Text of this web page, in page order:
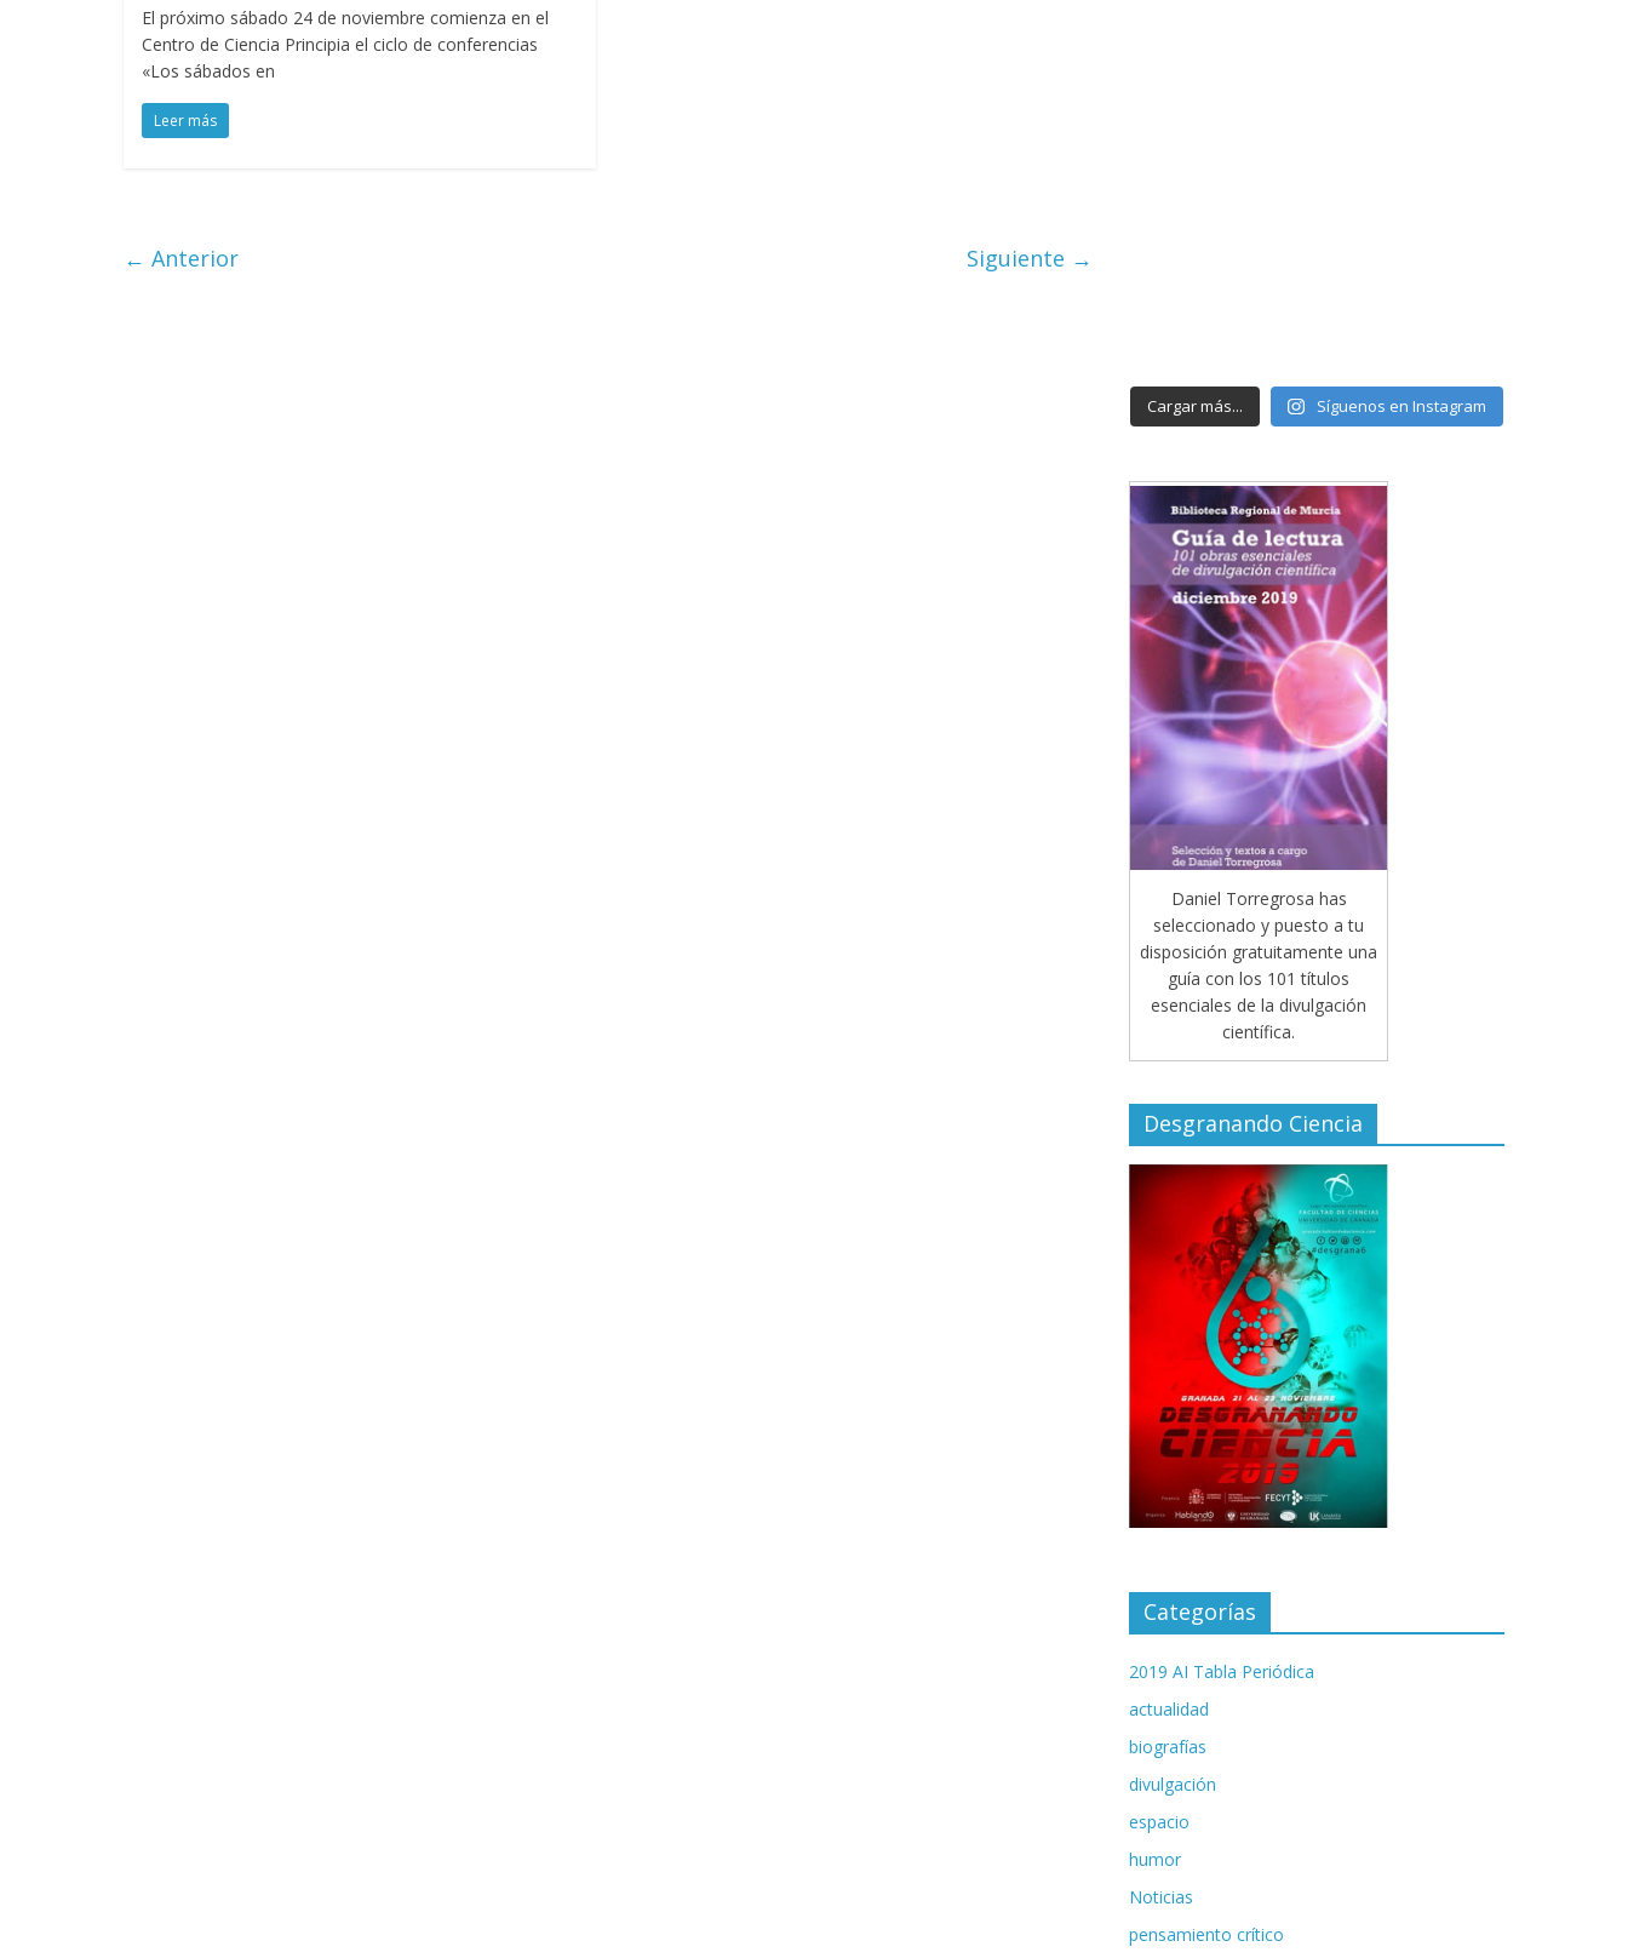
El próximo sábado 24 de noviembre comienza en el
Centro de Ciencia Principia el ciclo de conferencias
«Los sábados en
Leer más
← Anterior Siguiente →
Cargar más... Síguenos en Instagram
Daniel Torregrosa has
seleccionado y puesto a tu
disposición gratuitamente una
guía con los 101 títulos
esenciales de la divulgación
científica.
Desgranando Ciencia
Categorías
2019 AI Tabla Periódica
actualidad
biografías
divulgación
espacio
humor
Noticias
pensamiento crítico